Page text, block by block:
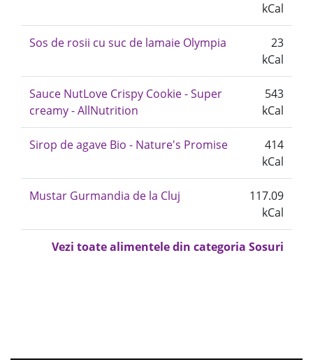
kCal
Sos de rosii cu suc de lamaie Olympia
23
kCal
Sauce NutLove Crispy Cookie - Super
creamy - AllNutrition
543
kCal
Sirop de agave Bio - Nature's Promise
414
kCal
Mustar Gurmandia de la Cluj
117.09
kCal
Vezi toate alimentele din categoria Sosuri